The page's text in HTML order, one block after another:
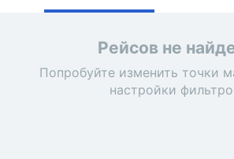
Рейсов не
Попробуйте изменить точки
настройки